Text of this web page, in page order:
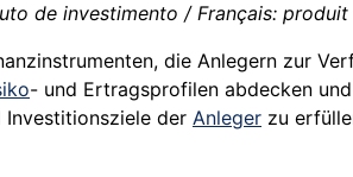
de investimento / Français:
die Anlegern zur
- und Ertragsprofilen abdecken
Investitionsziele der Anleger zu